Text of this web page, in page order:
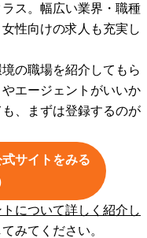
ス。幅広い業界・職種
性向けの求人も充実し
の職場を紹介してもら
エージェントがいいか
、まずは登録するのが
サイトをみる
について詳しく紹介し
みてください。